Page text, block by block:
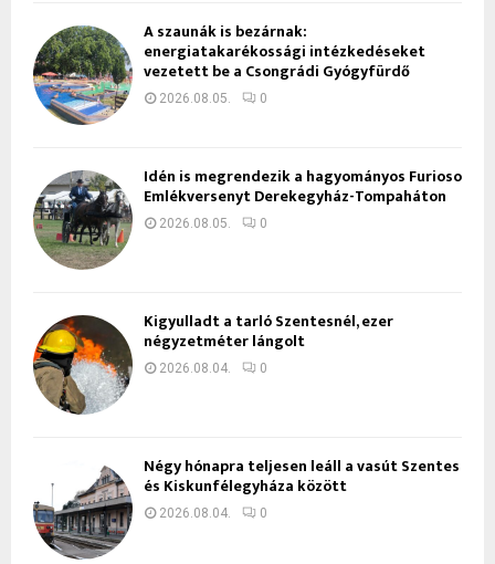
A szaunák is bezárnak:
energiatakarékossági intézkedéseket
vezetett be a Csongrádi Gyógyfürdő
2026.08.05. 0
Idén is megrendezik a hagyományos Furioso
Emlékversenyt Derekegyház-Tompaháton
2026.08.05. 0
Kigyulladt a tarló Szentesnél, ezer
négyzetméter lángolt
2026.08.04. 0
Négy hónapra teljesen leáll a vasút Szentes
és Kiskunfélegyháza között
2026.08.04. 0